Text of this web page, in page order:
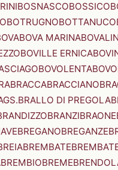
BOSNASCOBOSSICO
BOTRUGNOBOTTANUCO
BOVA MARINA
BOVILLE ERNICA
BOVOLENTA
BRACCABRACCIANO
BRALLO DI PREGOLA
BRANZIBRAONE
BREGANOBREGANZE
BREMBATE
BREMBIOBREME